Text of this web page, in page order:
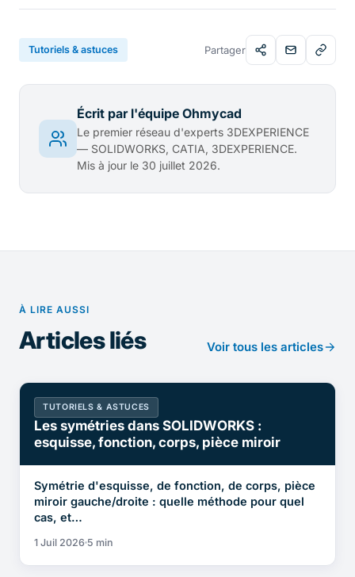
Tutoriels & astuces Partager
Écrit par l'équipe Ohmycad
Le premier réseau d'experts 3DEXPERIENCE
— SOLIDWORKS, CATIA, 3DEXPERIENCE.
Mis à jour le 30 juillet 2026.
À LIRE AUSSI
Articles liés Voir tous les articles
TUTORIELS & ASTUCES
Les symétries dans SOLIDWORKS :
esquisse, fonction, corps, pièce miroir
Symétrie d'esquisse, de fonction, de corps, pièce
miroir gauche/droite : quelle méthode pour quel
cas, et…
1 Juil 2026 5 min